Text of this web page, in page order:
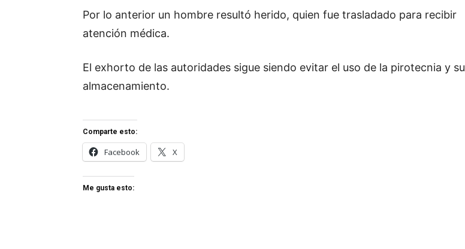
Por lo anterior un hombre resultó herido, quien fue trasladado para recibir
atención médica.
El exhorto de las autoridades sigue siendo evitar el uso de la pirotecnia y su
almacenamiento.
Comparte esto:
Facebook X
Me gusta esto: